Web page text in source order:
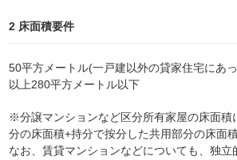
2 床面積要件
50平方メートル(一戸建以外の貸家住宅にあ
以上280平方メートル以下
※分譲マンションなど区分所有家屋の床面積
分の床面積+持分で按分した共用部分の床面
なお、賃貸マンションなどについても、独